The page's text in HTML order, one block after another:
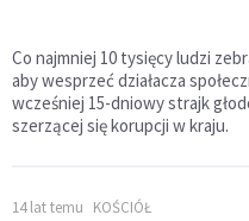
Co najmniej 10 tysięcy ludzi
aby wesprzeć działacza
wcześniej 15-dniowy strajk
szerzącej się korupcji w kraju.
14 lat temu KOŚCIÓŁ